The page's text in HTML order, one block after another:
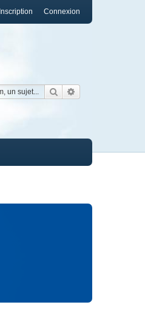
Connexion
Inscription
Rechercher